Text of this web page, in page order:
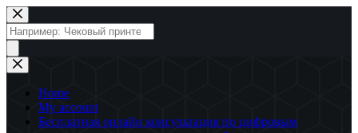
Перейти
к
сути
Поиск
товаров
Home
My account
Бесплатная онлайн консультация по цифровым